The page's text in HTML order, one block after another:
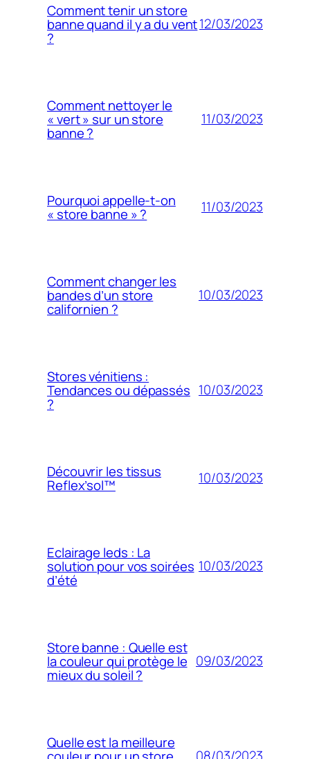
Comment tenir un store
banne quand il y a du vent
?
12/03/2023
Comment nettoyer le
« vert » sur un store
banne ?
11/03/2023
Pourquoi appelle-t-on
« store banne » ? 11/03/2023
Comment changer les
bandes d’un store
californien ?
10/03/2023
Stores vénitiens :
Tendances ou dépassés
?
10/03/2023
Découvrir les tissus
Reflex’sol™ 10/03/2023
Eclairage leds : La
solution pour vos soirées
d’été
10/03/2023
Store banne : Quelle est
la couleur qui protège le
mieux du soleil ?
09/03/2023
Quelle est la meilleure